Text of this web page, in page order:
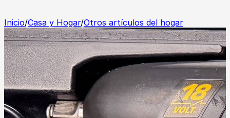
Inicio/Casa y Hogar/Otros artículos del hogar